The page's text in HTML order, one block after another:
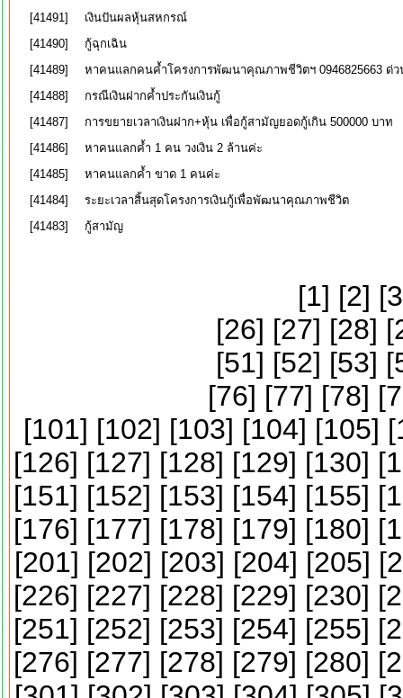
[41491]
เงินปันผลหุ้นสหกรณ์
[41490]
กู้ฉุกเฉิน
[41489]
หาคนแลกคนค้ำโครงการพัฒนาคุณภาพชีวิตฯ 0946825663 ด่ว
[41488]
กรณีเงินฝากค้ำประกันเงินกู้
[41487]
การขยายเวลาเงินฝาก+หุ้น เพื่อกู้สามัญยอดกู้เกิน 500000 บาท
[41486]
หาคนแลกค้ำ 1 คน วงเงิน 2 ล้านค่ะ
[41485]
หาคนแลกค้ำ ขาด 1 คนค่ะ
[41484]
ระยะเวลาสิ้นสุดโครงการเงินกู้เพื่อพัฒนาคุณภาพชีวิต
[41483]
กู้สามัญ
[1] [2] [3
[26] [27] [28] [
[51] [52] [53] [
[76] [77] [78] [
[101] [102] [103] [104] [105] [
[126] [127] [128] [129] [130] [
[151] [152] [153] [154] [155] [
[176] [177] [178] [179] [180] [
[201] [202] [203] [204] [205] [
[226] [227] [228] [229] [230] [
[251] [252] [253] [254] [255] [
[276] [277] [278] [279] [280] [